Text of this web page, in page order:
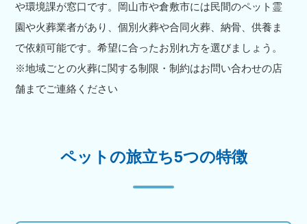
や環境課が窓口です。岡山市や倉敷市には民間のペット霊
園や火葬業者があり、個別火葬や合同火葬、納骨、供養ま
で依頼可能です。希望に合ったお別れ方を選びましょう。
※地域ごとの火葬に関する制限・制約はお問い合わせの店
舗までご連絡ください
ペットの旅立ち5つの特徴